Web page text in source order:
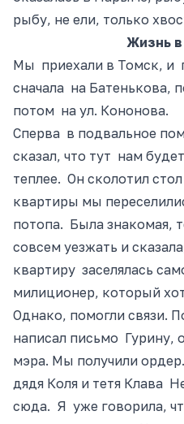
рыбу, не ели, только
Жизнь
Мы приехали в Томск, и
сначала на Батенькова,
потом на ул. Кононова.
Сперва в подвальное
сказал, что тут нам
теплее. Он сколотил
квартиры мы
потопа. Была знакомая,
совсем уезжать и
квартиру заселялась
милиционер, который
Однако, помогли связи.
написал письмо Гурину,
мэра. Мы получили
дядя Коля и тетя Клава
сюда. Я уже говорила,